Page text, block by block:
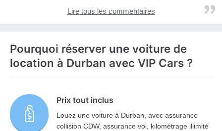
Lire tous les commentaires
Pourquoi réserver une voiture de
location à Durban avec VIP Cars ?
Prix tout inclus
Louez une voiture à Durban, avec assurance
collision CDW, assurance vol, kilométrage illimité